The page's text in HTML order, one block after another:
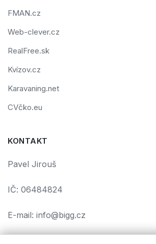
FMAN.cz
Web-clever.cz
RealFree.sk
Kvízov.cz
Karavaning.net
CVčko.eu
KONTAKT
Pavel Jirouš
IČ: 06484824
E-mail: info@bigg.cz